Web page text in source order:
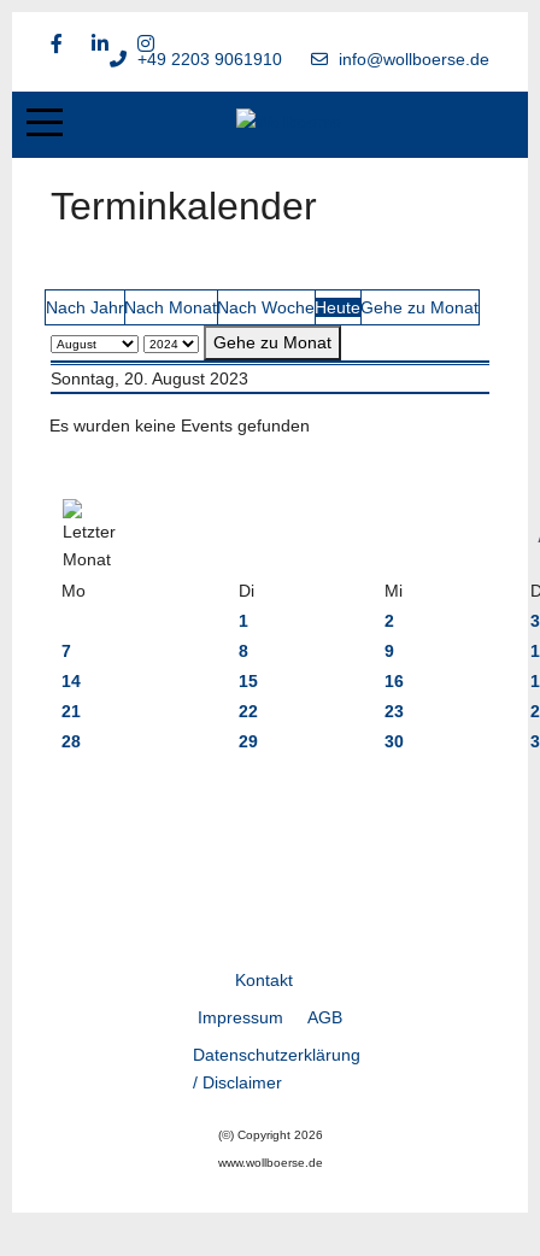
+49 2203 9061910 info@wollboerse.de
Terminkalender
Nach JahrNach MonatNach WocheHeuteGehe zu Monat
Gehe zu Monat
Sonntag, 20. August 2023
Es wurden keine Events gefunden
Mo Di Mi
1
2
3
7
8 9
14
15 16
21
22 23
28
29 30
Kontakt
Impressum
AGB
Datenschutzerklärung
/ Disclaimer
(©) Copyright 2026
www.wollboerse.de